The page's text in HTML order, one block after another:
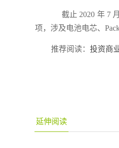
截止 2020 年7
项，涉及电池电芯、
推荐阅读： 投资商
延伸阅读